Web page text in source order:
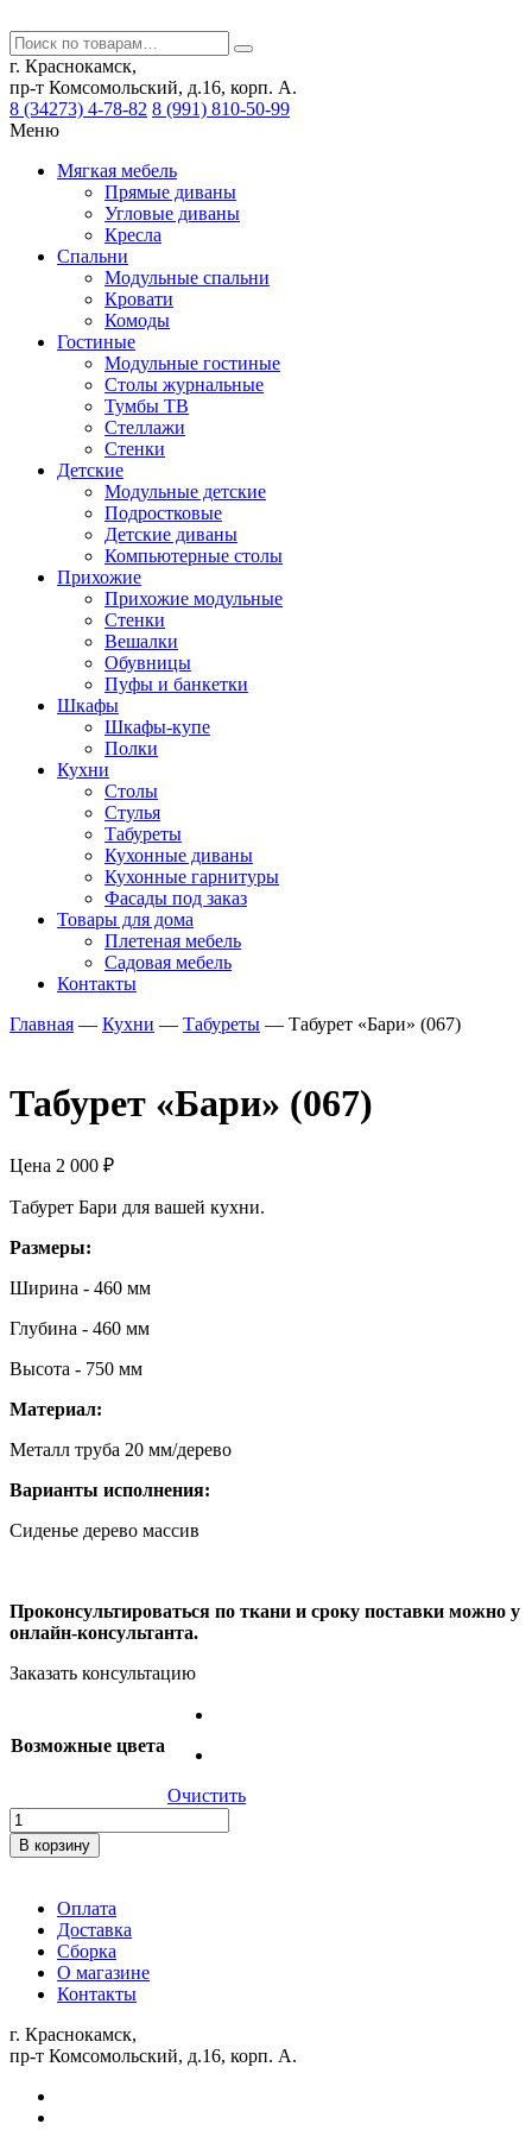
г. Краснокамск,
пр-т Комсомольский, д.16, корп. А.
8 (34273) 4-78-82 8 (991) 810-50-99
Меню
Мягкая мебель
Прямые диваны
Угловые диваны
Кресла
Спальни
Модульные спальни
Кровати
Комоды
Гостиные
Модульные гостиные
Столы журнальные
Тумбы ТВ
Стеллажи
Стенки
Детские
Модульные детские
Подростковые
Детские диваны
Компьютерные столы
Прихожие
Прихожие модульные
Стенки
Вешалки
Обувницы
Пуфы и банкетки
Шкафы
Шкафы-купе
Полки
Кухни
Столы
Стулья
Табуреты
Кухонные диваны
Кухонные гарнитуры
Фасады под заказ
Товары для дома
Плетеная мебель
Садовая мебель
Контакты
Главная — Кухни — Табуреты — Табурет «Бари» (067)
Табурет «Бари» (067)
Цена 2 000 ₽
Табурет Бари для вашей кухни.
Размеры:
Ширина - 460 мм
Глубина - 460 мм
Высота - 750 мм
Материал:
Металл труба 20 мм/дерево
Варианты исполнения:
Сиденье дерево массив
Проконсультироваться по ткани и сроку поставки можно у
онлайн-консультанта.
Заказать консультацию
Возможные цвета
Очистить
Количество
товара
Табурет
(067)
В корзину
Оплата
Доставка
Сборка
О магазине
Контакты
г. Краснокамск,
пр-т Комсомольский, д.16, корп. А.